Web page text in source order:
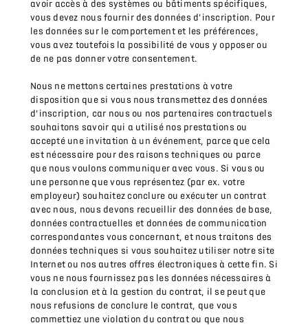
avoir accès à des systèmes ou bâtiments spécifiques,
vous devez nous fournir des données d’inscription. Pour
les données sur le comportement et les préférences,
vous avez toutefois la possibilité de vous y opposer ou
de ne pas donner votre consentement.
Nous ne mettons certaines prestations à votre
disposition que si vous nous transmettez des données
d’inscription, car nous ou nos partenaires contractuels
souhaitons savoir qui a utilisé nos prestations ou
accepté une invitation à un événement, parce que cela
est nécessaire pour des raisons techniques ou parce
que nous voulons communiquer avec vous. Si vous ou
une personne que vous représentez (par ex. votre
employeur) souhaitez conclure ou exécuter un contrat
avec nous, nous devons recueillir des données de base,
données contractuelles et données de communication
correspondantes vous concernant, et nous traitons des
données techniques si vous souhaitez utiliser notre site
Internet ou nos autres offres électroniques à cette fin. Si
vous ne nous fournissez pas les données nécessaires à
la conclusion et à la gestion du contrat, il se peut que
nous refusions de conclure le contrat, que vous
commettiez une violation du contrat ou que nous